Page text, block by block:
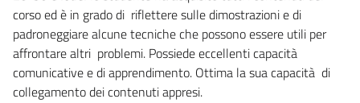
corso ed è in grado di riflettere sulle dimostrazioni e di
padroneggiare alcune tecniche che possono essere utili per
affrontare altri problemi. Possiede eccellenti capacità
comunicative e di apprendimento. Ottima la sua capacità di
collegamento dei contenuti appresi.